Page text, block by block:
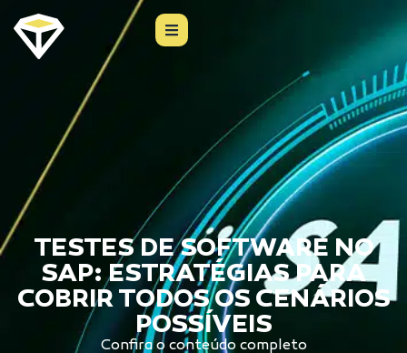
TESTES DE SOFTWARE NO
SAP: ESTRATÉGIAS PARA
COBRIR TODOS OS CENÁRIOS
POSSÍVEIS
Confira o conteúdo completo